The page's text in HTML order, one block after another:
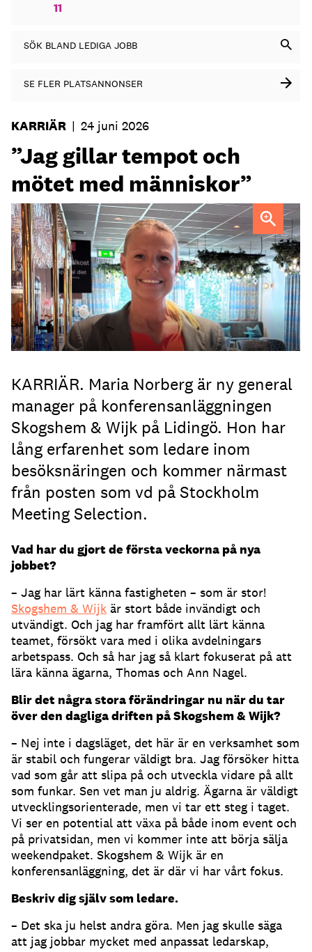
11
SÖK BLAND LEDIGA JOBB
SE FLER PLATSANNONSER
KARRIÄR | 24 juni 2026
”Jag gillar tempot och
mötet med människor”
Maria Norberg, ny general manager på Skogshem & Wijk
KARRIÄR. Maria Norberg är ny general
manager på konferensanläggningen
Skogshem & Wijk på Lidingö. Hon har
lång erfarenhet som ledare inom
besöksnäringen och kommer närmast
från posten som vd på Stockholm
Meeting Selection.
Vad har du gjort de första veckorna på nya
jobbet?
– Jag har lärt känna fastigheten – som är stor!
Skogshem & Wijk är stort både invändigt och
utvändigt. Och jag har framfört allt lärt känna
teamet, försökt vara med i olika avdelningars
arbetspass. Och så har jag så klart fokuserat på att
lära känna ägarna, Thomas och Ann Nagel.
Blir det några stora förändringar nu när du tar
över den dagliga driften på Skogshem & Wijk?
– Nej inte i dagsläget, det här är en verksamhet som
är stabil och fungerar väldigt bra. Jag försöker hitta
vad som går att slipa på och utveckla vidare på allt
som funkar. Sen vet man ju aldrig. Ägarna är väldigt
utvecklingsorienterade, men vi tar ett steg i taget.
Vi ser en potential att växa på både inom event och
på privatsidan, men vi kommer inte att börja sälja
weekendpaket. Skogshem & Wijk är en
konferensanläggning, det är där vi har vårt fokus.
Beskriv dig själv som ledare.
– Det ska ju helst andra göra. Men jag skulle säga
att jag jobbar mycket med anpassat ledarskap,